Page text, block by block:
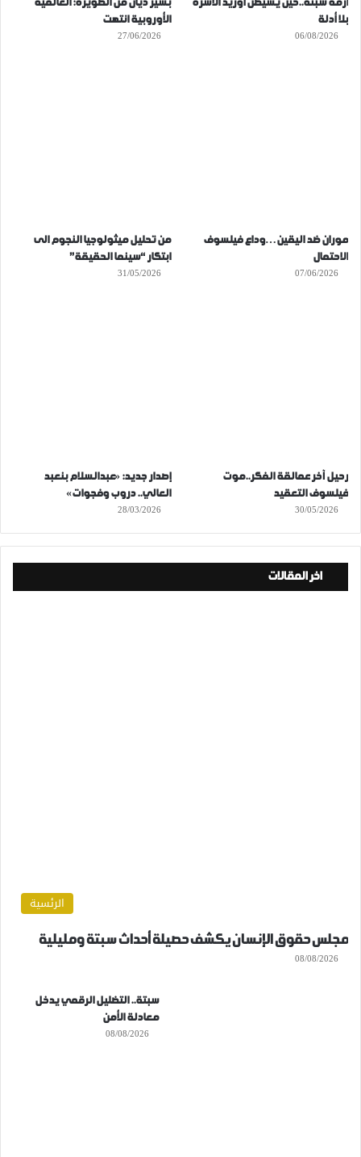
أزمة سبتة..حين يشيطن أوريد الأسرة
بلا أدلة
06/08/2026
بشير ديان من الصويرة: العالمية
الأوروبية انتهت
27/06/2026
موران ضد اليقين…وداع فيلسوف
الاحتمال
07/06/2026
من تحليل ميثولوجيا النجوم الى
ابتكار “سينما الحقيقة”
31/05/2026
رحيل آخر عمالقة الفكر..موت
فيلسوف التعقيد
30/05/2026
إصدار جديد: «عبدالسلام بنعبد
العالي.. دروب وفجوات»
28/03/2026
اخر المقالات
الرئسية
مجلس حقوق الإنسان يكشف حصيلة أحداث سبتة ومليلية
08/08/2026
سبتة.. التضليل الرقمي يدخل
معادلة الأمن
08/08/2026